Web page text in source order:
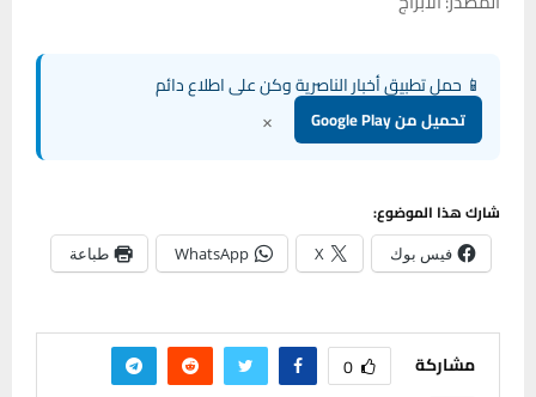
📱 حمل تطبيق أخبار الناصرية وكن على اطلاع دائم
تحميل من Google Play ×
شارك هذا الموضوع:
فيس بوك X
WhatsApp طباعة
مشاركة 0